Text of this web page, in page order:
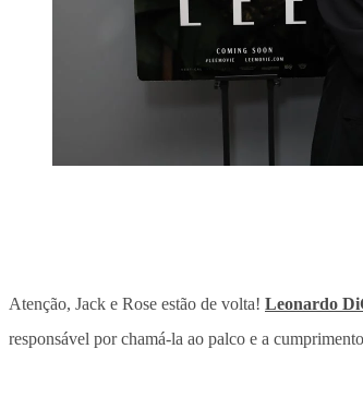
Atenção, Jack e Rose estão de volta! Leonardo
responsável por chamá-la ao palco e a